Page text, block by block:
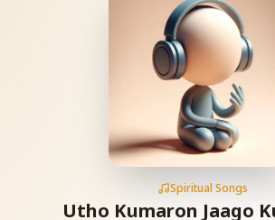
Spiritual Songs
Utho Kumaron Jaago